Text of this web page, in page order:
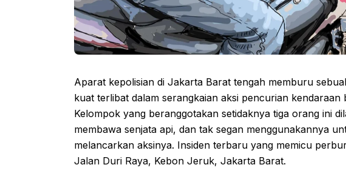
Aparat kepolisian di Jakarta Barat tengah memburu
kuat terlibat dalam serangkaian aksi pencurian
Kelompok yang beranggotakan setidaknya tiga orang ini
membawa senjata api, dan tak segan menggunakannya
melancarkan aksinya. Insiden terbaru yang memicu
Jalan Duri Raya, Kebon Jeruk, Jakarta Barat.